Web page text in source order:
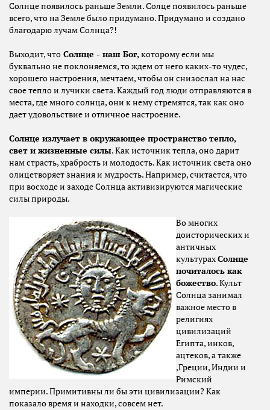
Солнце появилось раньше Земли. Солце появилось раньше
всего, что на Земле было придумано. Придумано и создано
благодарю лучам Солнца?!
Выходит, что Солнце - наш Бог,которому если мы
буквально не поклоняемся, то ждем от него каких-то чудес,
хорошего настроения, мечтаем, чтобы он снизослал на нас
свое тепло и лучики света. Каждый год люди отправляются в
места, где много солнца, они к нему стремятся, так как оно
дает удовольствие и отличное настроение.
Солнце излучает в окружающее пространство тепло,
свет и жизненные силы. Как источник тепла, оно дарит
нам страсть, храбрость и молодость. Как источник света оно
олицетворяет знания и мудрость. Например, считается, что
при восходе и заходе Солнца активизируются магические
силы природы.
Во многих
доисторических и
античных
культурахСолнце
почиталось как
божество. Культ
Солнца занимал
важное место в
религиях
цивилизаций
Египта, инков,
ацтеков, а также
,Греции, Индии и
Римский
империи. Примитивны ли бы эти цивилизации? Как
показало время и находки, совсем нет.